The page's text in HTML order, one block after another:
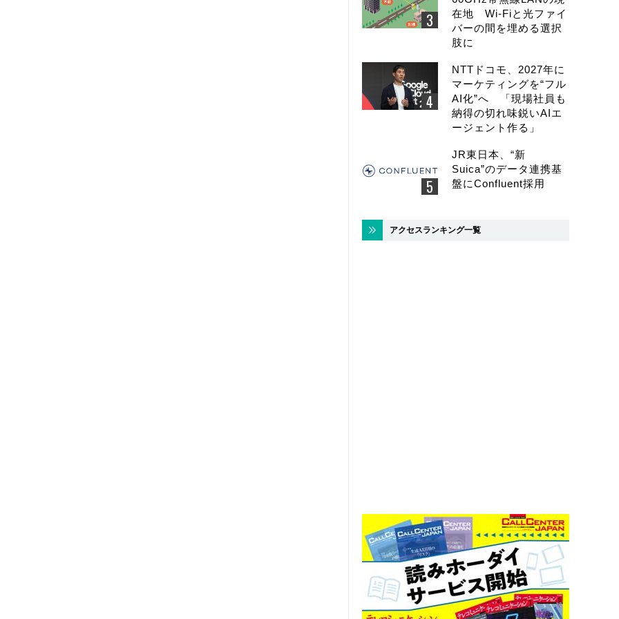
在地 Wi-Fiと光ファイ
バーの間を埋める選択
肢に
NTTドコモ、2027年に
マーケティングを“フル
AI化”へ 「現場社員も
納得の切れ味鋭いAIエ
ージェント作る」
JR東日本、“新
Suica”のデータ連携基
盤にConfluent採用
アクセスランキング一覧